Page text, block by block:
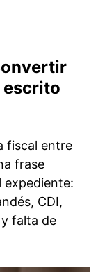
escrito
fiscal entre
frase
expediente:
CDI,
falta de